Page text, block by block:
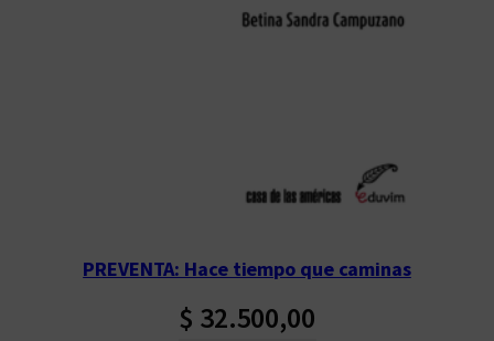
PREVENTA: Hace tiempo que caminas
$ 32.500,00